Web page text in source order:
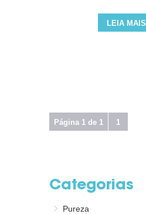
LEIA MAIS
Página 1 de 1 1
Categorias
Pureza